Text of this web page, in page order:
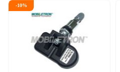
-10%